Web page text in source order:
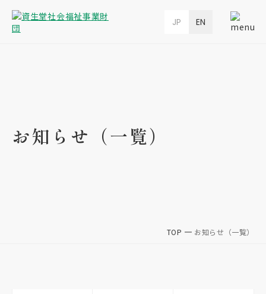
JP EN
お知らせ（一覧）
TOP お知らせ（一覧）